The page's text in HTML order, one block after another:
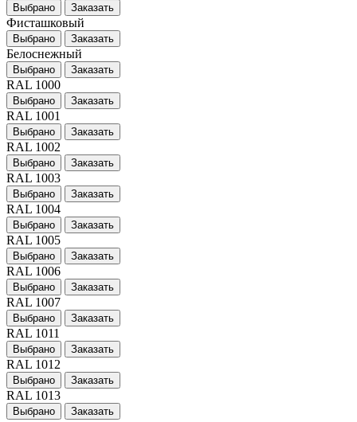
Выбрано Заказать
Фисташковый
Выбрано Заказать
Белоснежный
Выбрано Заказать
RAL 1000
Выбрано Заказать
RAL 1001
Выбрано Заказать
RAL 1002
Выбрано Заказать
RAL 1003
Выбрано Заказать
RAL 1004
Выбрано Заказать
RAL 1005
Выбрано Заказать
RAL 1006
Выбрано Заказать
RAL 1007
Выбрано Заказать
RAL 1011
Выбрано Заказать
RAL 1012
Выбрано Заказать
RAL 1013
Выбрано Заказать